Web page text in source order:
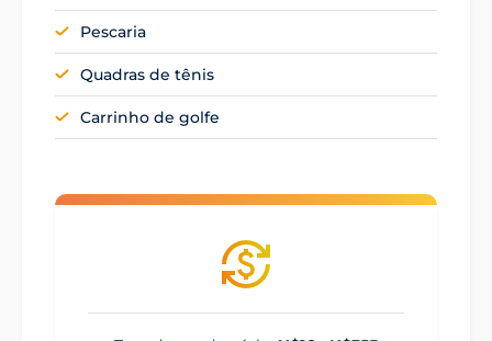
Pescaria
Quadras de tênis
Carrinho de golfe